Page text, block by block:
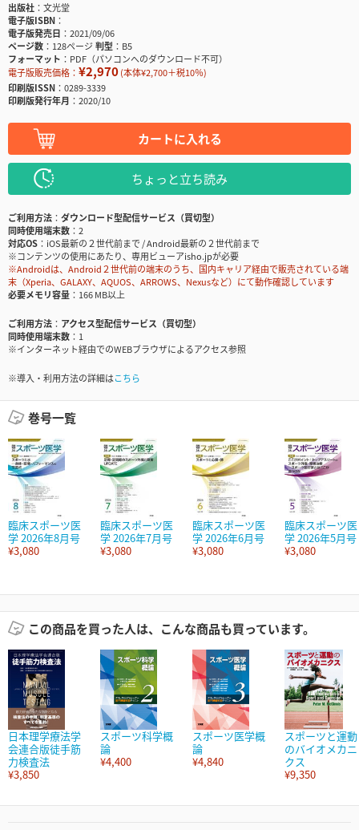
出版社
文光堂
電子版ISBN
電子版発売日
2021/09/06
ページ数
128ページ判型
B5
フォーマット
PDF（パソコンへのダウンロード不可）
電子版販売価格： ¥2,970(本体¥2,700＋税10％)
印刷版ISSN
0289-3339
印刷版発行年月
2020/10
カートに入れる
ちょっと立ち読み
ご利用方法
ダウンロード型配信サービス（買切型）
同時使用端末数
2
対応OS
iOS最新の２世代前まで / Android最新の２世代前まで
※コンテンツの使用にあたり、専用ビューアisho.jpが必要
※Androidは、Android２世代前の端末のうち、国内キャリア経由で販売されている端
末（Xperia、GALAXY、AQUOS、ARROWS、Nexusなど）にて動作確認しています
必要メモリ容量
166 MB以上
ご利用方法
アクセス型配信サービス（買切型）
同時使用端末数
1
※インターネット経由でのWEBブラウザによるアクセス参照
※導入・利用方法の詳細はこちら
巻号一覧
臨床スポーツ医
学 2026年8月号
¥3,080
臨床スポーツ医
学 2026年7月号
¥3,080
臨床スポーツ医
学 2026年6月号
¥3,080
臨床スポーツ医
学 2026年5月号
¥3,080
この商品を買った人は、こんな商品も買っています。
日本理学療法学
会連合版徒手筋
力検査法
¥3,850
スポーツ科学概
論
¥4,400
スポーツ医学概
論
¥4,840
スポーツと運動
のバイオメカニ
クス
¥9,350